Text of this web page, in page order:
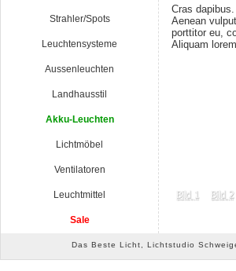
Strahler/Spots
Leuchtensysteme
Aussenleuchten
Landhausstil
Akku-Leuchten
Lichtmöbel
Ventilatoren
Leuchtmittel
Sale
Cras
Aenean
porttitor eu,
Aliquam
Das Beste Licht, Lichtstudio